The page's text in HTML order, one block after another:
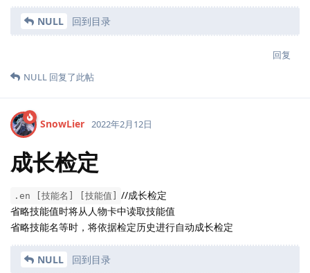
NULL 回到目录
回复
NULL 回复了此帖
SnowLier 2022年2月12日
成长检定
.en [技能名] [技能值]
//成长检定
省略技能值时将从人物卡中读取技能值
省略技能名等时，将依据检定历史进行自动成长检定
NULL 回到目录